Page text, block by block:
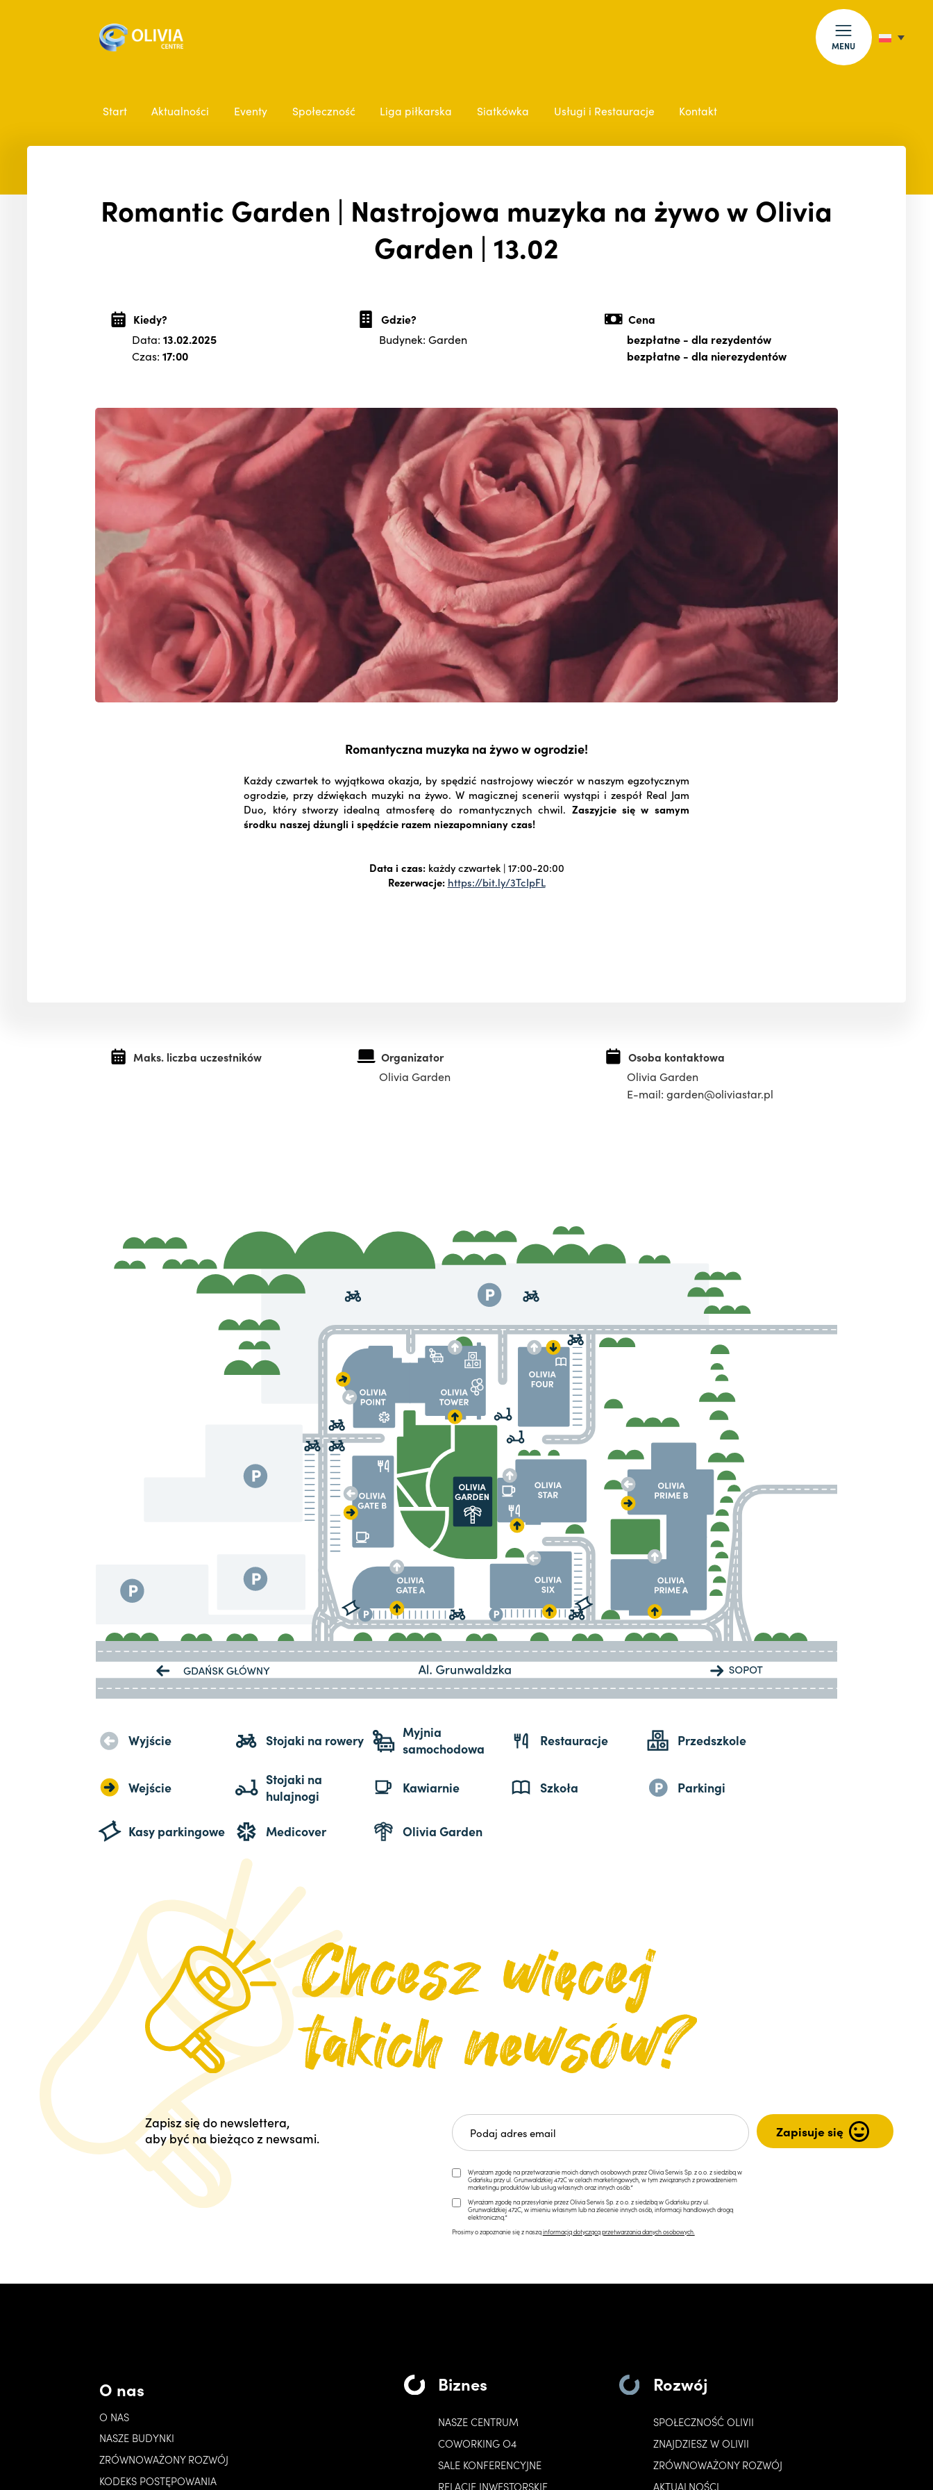
MENU
Start Aktualności Eventy Społeczność Liga piłkarska Siatkówka Usługi i Restauracje Kontakt
Romantic Garden | Nastrojowa muzyka na żywo w Olivia
Garden | 13.02
Kiedy?
Data: 13.02.2025
Czas: 17:00
Gdzie?
Budynek: Garden
Cena
bezpłatne- dla rezydentów
bezpłatne- dla nierezydentów
Romantyczna muzyka na żywo w ogrodzie!
Każdy czwartek to wyjątkowa okazja, by spędzić nastrojowy wieczór w naszym egzotycznym
ogrodzie, przy dźwiękach muzyki na żywo. W magicznej scenerii wystąpi i zespół Real Jam
Duo, który stworzy idealną atmosferę do romantycznych chwil. Zaszyjcie się w samym
środku naszej dżungli i spędźcie razem niezapomniany czas!
Data i czas:każdy czwartek | 17:00-20:00
Rezerwacje: https://bit.ly/3TcIpFL
Maks. liczba uczestników
Organizator
Olivia Garden
Osoba kontaktowa
Olivia Garden
E-mail: garden@oliviastar.pl
Wyjście Stojaki na rowery
Myjnia
samochodowa
Restauracje Przedszkole
Wejście
Stojaki na
hulajnogi
Kawiarnie Szkoła Parkingi
Kasy parkingowe Medicover Olivia Garden
Zapisz się do newslettera,
aby być na bieżąco z newsami.
Wyrażam zgodę na przetwarzanie moich danych osobowych przez Olivia Serwis Sp. z o.o. z siedzibą w
Gdańsku przy ul. Grunwaldzkiej 472C w celach marketingowych, w tym związanych z prowadzeniem
marketingu produktów lub usług własnych oraz innych osób.*
Wyrażam zgodę na przesyłanie przez Olivia Serwis Sp. z o.o. z siedzibą w Gdańsku przy ul.
Grunwaldzkiej 472C, w imieniu własnym lub na zlecenie innych osób, informacji handlowych drogą
elektroniczną.*
Prosimy o zapoznanie się z nasząinformacją dotyczącą przetwarzania danych osobowych.
O nas
O NAS
NASZE BUDYNKI
ZRÓWNOWAŻONY ROZWÓJ
KODEKS POSTĘPOWANIA
Biznes
NASZE CENTRUM
COWORKING O4
SALE KONFERENCYJNE
RELACJE INWESTORSKIE
Rozwój
SPOŁECZNOŚĆ OLIVII
ZNAJDZIESZ W OLIVII
ZRÓWNOWAŻONY ROZWÓJ
AKTUALNOŚCI